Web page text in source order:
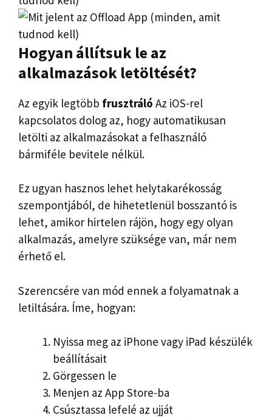
Hogyan állítsuk le az
alkalmazások letöltését?
Az egyik legtöbb frusztráló Az iOS-rel
kapcsolatos dolog az, hogy automatikusan
letölti az alkalmazásokat a felhasználó
bármiféle bevitele nélkül.
Ez ugyan hasznos lehet helytakarékosság
szempontjából, de hihetetlenül bosszantó is
lehet, amikor hirtelen rájön, hogy egy olyan
alkalmazás, amelyre szüksége van, már nem
érhető el.
Szerencsére van mód ennek a folyamatnak a
letiltására. Íme, hogyan:
Nyissa meg az iPhone vagy iPad készülék
beállításait
Görgessen le
Menjen az App Store-ba
Csúsztassa lefelé az ujját